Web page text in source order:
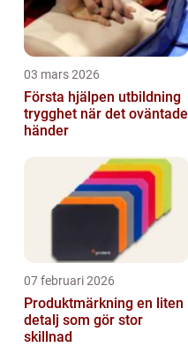
03 mars 2026
Första hjälpen utbildning
trygghet när det oväntade
händer
07 februari 2026
Produktmärkning en liten
detalj som gör stor
skillnad